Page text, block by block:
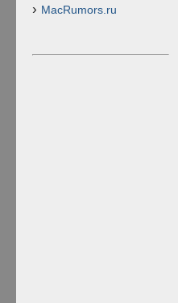
MacRumors.ru